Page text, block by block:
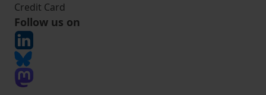
Credit Card
Follow us on